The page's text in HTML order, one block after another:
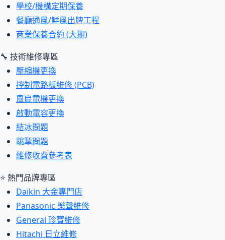
學校/機構定期保養
餐廳通風/鮮風出牌工程
商業保養合約 (大期)
🔧 技術維修專區
壓縮機更換
控制電路板維修 (PCB)
風扇電機更換
啟動電容更換
結冰問題
跳掣問題
維修收費參考表
⭐ 熱門品牌專區
Daikin 大金專門店
Panasonic 樂聲維修
General 珍寶維修
Hitachi 日立維修